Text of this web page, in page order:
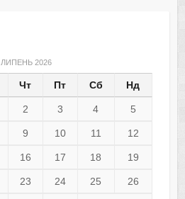
ЛИПЕНЬ 2026
Чт Пт Сб Нд
2 3 4 5
9 10 11 12
16 17 18 19
23 24 25 26